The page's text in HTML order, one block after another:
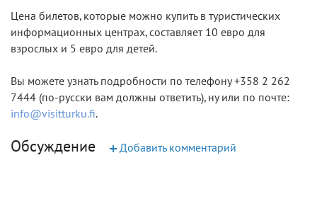
Цена билетов, которые можно купить в туристических
информационных центрах, составляет 10 евро для
взрослых и 5 евро для детей.
Вы можете узнать подробности по телефону +358 2 262
7444 (по-русски вам должны ответить), ну или по почте:
info@visitturku.fi.
Обсуждение + Добавить комментарий